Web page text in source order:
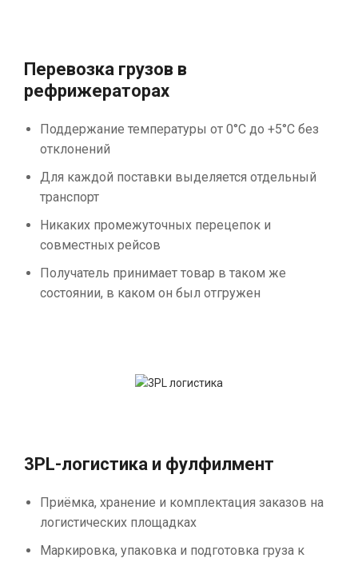
Перевозка грузов в
рефрижераторах
Поддержание температуры от 0°С до +5°С без
отклонений
Для каждой поставки выделяется отдельный
транспорт
Никаких промежуточных перецепок и
совместных рейсов
Получатель принимает товар в таком же
состоянии, в каком он был отгружен
3PL-логистика и фулфилмент
Приёмка, хранение и комплектация заказов на
логистических площадках
Маркировка, упаковка и подготовка груза к